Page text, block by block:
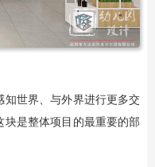
世界、与外界进行更多交
是整体项目的最重要的部